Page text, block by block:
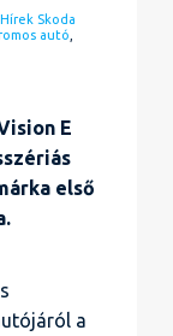
Hírek Skoda
autó
E
első
a